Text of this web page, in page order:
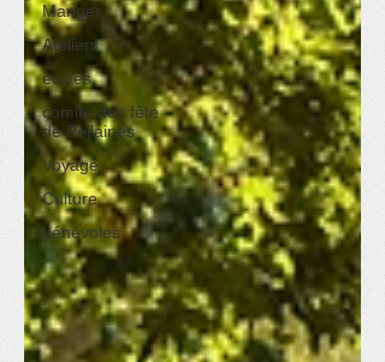
Manger
Ateliers
écoles
comité des fête
de Pellaines
Voyage
Culture
bénévoles